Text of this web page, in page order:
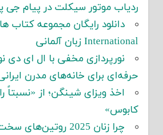
ردیاب موتور سیکلت در پیام
International زبان آلمانی
حرفه‌ای برای خانه‌های مدرن
اخذ ویزای شینگن؛ از «نسبتاً
کابوس»
چرا زنان 2025